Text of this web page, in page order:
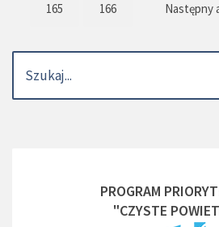
165 166 Następny
PROGRAM
"CZYSTE